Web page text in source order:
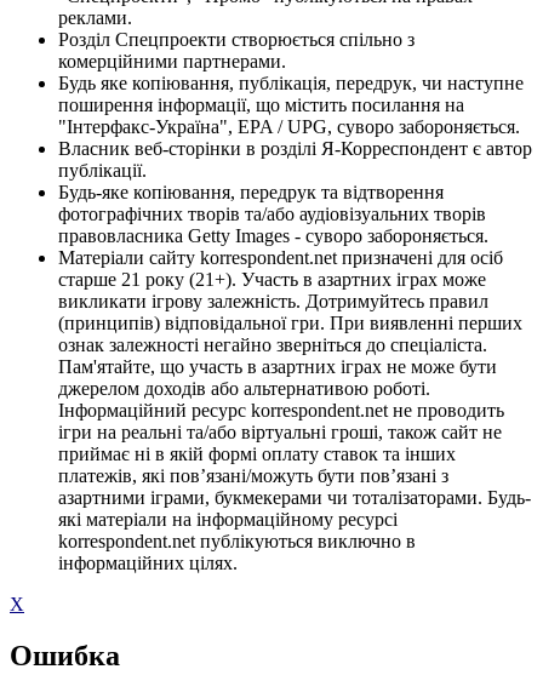
реклами.
Розділ Спецпроекти створюється спільно з
комерційними партнерами.
Будь яке копіювання, публікація, передрук, чи наступне
поширення інформації, що містить посилання на
"Інтерфакс-Україна", EPA / UPG, суворо забороняється.
Власник веб-сторінки в розділі Я-Корреспондент є автор
публікації.
Будь-яке копіювання, передрук та відтворення
фотографічних творів та/або аудіовізуальних творів
правовласника Getty Images - суворо забороняється.
Матеріали сайту korrespondent.net призначені для осіб
старше 21 року (21+). Участь в азартних іграх може
викликати ігрову залежність. Дотримуйтесь правил
(принципів) відповідальної гри. При виявленні перших
ознак залежності негайно зверніться до спеціаліста.
Пам'ятайте, що участь в азартних іграх не може бути
джерелом доходів або альтернативою роботі.
Інформаційний ресурс korrespondent.net не проводить
ігри на реальні та/або віртуальні гроші, також сайт не
приймає ні в якій формі оплату ставок та інших
платежів, які пов’язані/можуть бути пов’язані з
азартними іграми, букмекерами чи тоталізаторами. Будь-
які матеріали на інформаційному ресурсі
korrespondent.net публікуються виключно в
інформаційних цілях.
X
Ошибка